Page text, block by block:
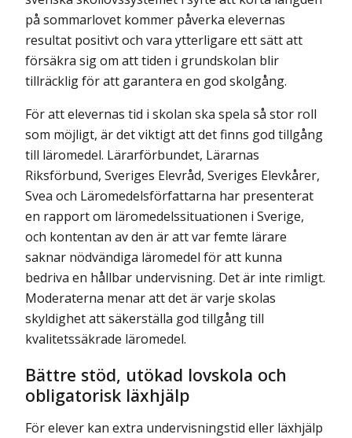
på sommarlovet kommer påverka elevernas
resultat positivt och vara ytterligare ett sätt att
försäkra sig om att tiden i grundskolan blir
tillräcklig för att garantera en god skolgång.
För att elevernas tid i skolan ska spela så stor roll
som möjligt, är det viktigt att det finns god tillgång
till läromedel. Lärarförbundet, Lärarnas
Riksförbund, Sveriges Elevråd, Sveriges Elevkårer,
Svea och Läromedelsförfattarna har presenterat
en rapport om läromedelssituationen i Sverige,
och kontentan av den är att var femte lärare
saknar nödvändiga läromedel för att kunna
bedriva en hållbar undervisning. Det är inte rimligt.
Moderaterna menar att det är varje skolas
skyldighet att säkerställa god tillgång till
kvalitetssäkrade läromedel.
Bättre stöd, utökad lovskola och
obligatorisk läxhjälp
För elever kan extra undervisningstid eller läxhjälp